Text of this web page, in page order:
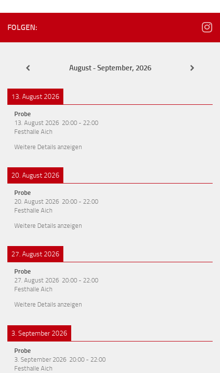
FOLGEN:
August - September, 2026
13. August 2026
Probe
13. August 2026 20:00 - 22:00
Festhalle Aich
Weitere Details anzeigen
20. August 2026
Probe
20. August 2026 20:00 - 22:00
Festhalle Aich
Weitere Details anzeigen
27. August 2026
Probe
27. August 2026 20:00 - 22:00
Festhalle Aich
Weitere Details anzeigen
3. September 2026
Probe
3. September 2026 20:00 - 22:00
Festhalle Aich